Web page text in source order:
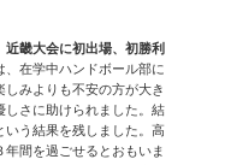
近畿大会に初出場、初勝利
在学中ハンドボール部に
みよりも不安の方が大き
しさに助けられました。結
う結果を残しました。高
間を過ごせるとおもいま